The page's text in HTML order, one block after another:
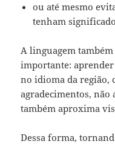
ou até mesmo
tenham
A linguagem
importante: aprender
no idioma da região,
agradecimentos, não
também aproxima
Dessa forma,